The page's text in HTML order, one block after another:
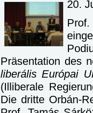
20.
Präsentation des
liberális Európai
(Illiberale
Die dritte Orbán-